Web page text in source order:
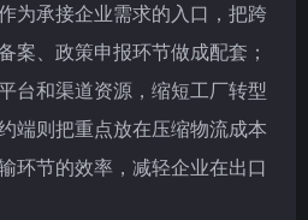
为承接企业需求的入口，把跨
案、政策申报环节做成配套；
台和渠道资源，缩短工厂转型
端则把重点放在压缩物流成本
环节的效率，减轻企业在出口